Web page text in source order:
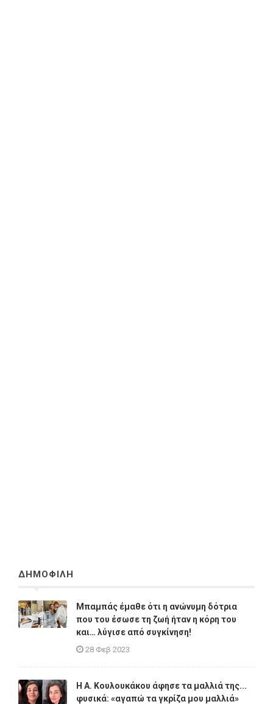
ΔΗΜΟΦΙΛΗ
Μπαμπάς έμαθε ότι η ανώνυμη δότρια
που του έσωσε τη ζωή ήταν η κόρη του
και… λύγισε από συγκίνηση!
28 Φεβ 2023
Η A. Κουλουκάκου άφησε τα μαλλιά της...
φυσικά: «αγαπώ τα γκρίζα μου μαλλιά»